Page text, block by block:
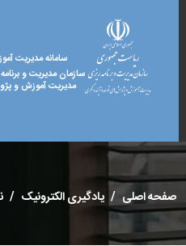
سامانه مدیریت
سازمان مدیریت و
مدیریت آموزش و
صفحه اصلی یادگیری الکترونیک